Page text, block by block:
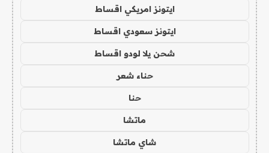
ايتونز امريكي اقساط
ايتونز سعودي اقساط
شحن يلا لودو اقساط
حناء شعر
حنا
ماتشا
شاي ماتشا